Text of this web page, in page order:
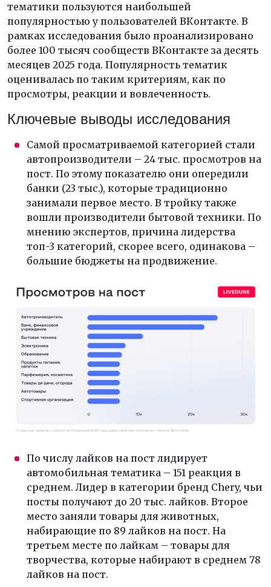
тематики пользуются наибольшей
популярностью у пользователей ВКонтакте. В
рамках исследования было проанализировано
более 100 тысяч сообществ ВКонтакте за десять
месяцев 2025 года. Популярность тематик
оценивалась по таким критериям, как по
просмотры, реакции и вовлеченность.
Ключевые выводы исследования
Самой просматриваемой категорией стали
автопроизводители – 24 тыс. просмотров на
пост. По этому показателю они опередили
банки (23 тыс.), которые традиционно
занимали первое место. В тройку также
вошли производители бытовой техники. По
мнению экспертов, причина лидерства
топ-3 категорий, скорее всего, одинакова –
большие бюджеты на продвижение.
По числу лайков на пост лидирует
автомобильная тематика – 151 реакция в
среднем. Лидер в категории бренд Chery, чьи
посты получают до 20 тыс. лайков. Второе
место заняли товары для животных,
набирающие по 89 лайков на пост. На
третьем месте по лайкам – товары для
творчества, которые набирают в среднем 78
лайков на пост.